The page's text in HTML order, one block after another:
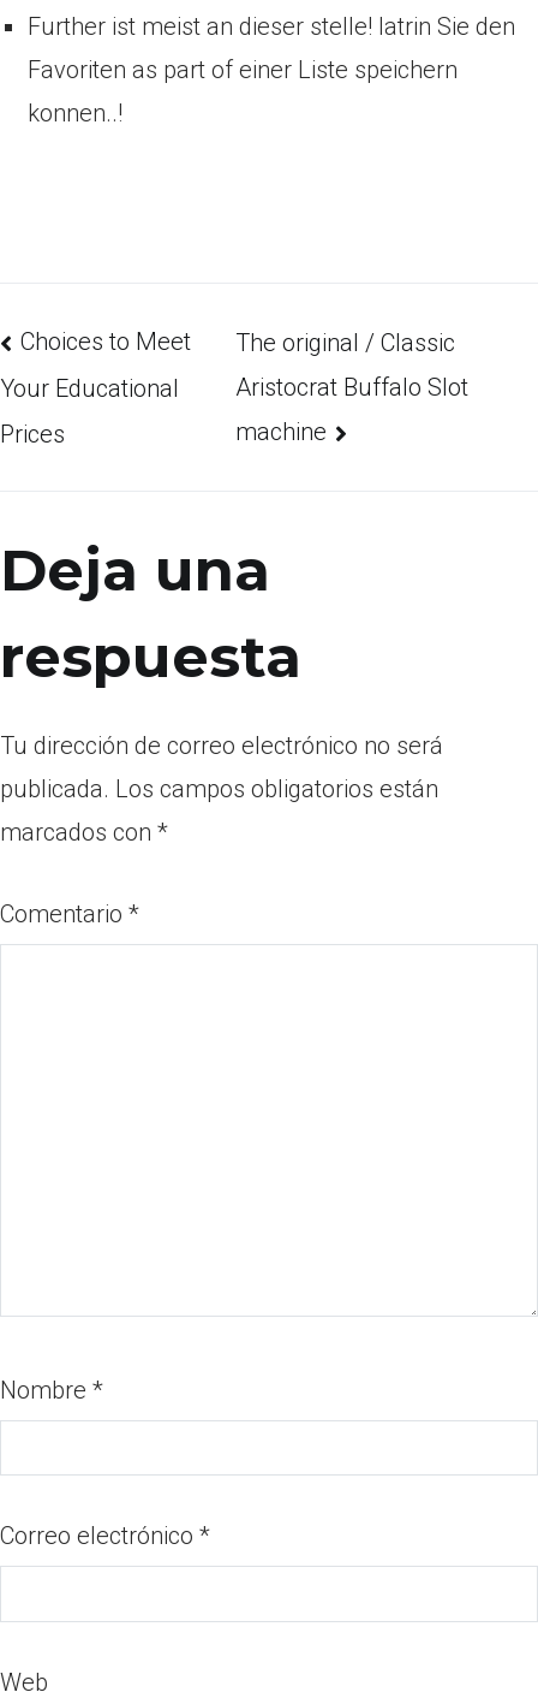
Further ist meist an dieser stelle! latrin Sie den
Favoriten as part of einer Liste speichern
konnen..!
Choices to Meet
Your Educational
Prices
The original / Classic
Aristocrat Buffalo Slot
machine
Deja una
respuesta
Tu dirección de correo electrónico no será
publicada. Los campos obligatorios están
marcados con *
Comentario *
Nombre *
Correo electrónico *
Web